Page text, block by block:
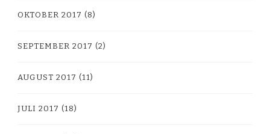
OKTOBER 2017 (8)
SEPTEMBER 2017 (2)
AUGUST 2017 (11)
JULI 2017 (18)